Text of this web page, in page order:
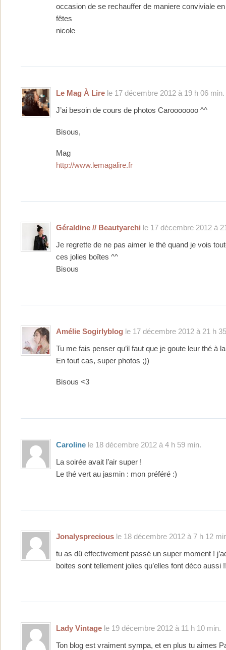
occasion de se rechauffer de maniere conviviale
fêtes
nicole
Le Mag À Lire le 17 décembre 2012 à 19 h 06 min.
J’ai besoin de cours de photos Carooooooo ^^
Bisous,
Mag
http://www.lemagalire.fr
Géraldine // Beautyarchi le 17 décembre 2012 à
Je regrette de ne pas aimer le thé quand je vois
ces jolies boîtes ^^
Bisous
Amélie Sogirlyblog le 17 décembre 2012 à 21 h
Tu me fais penser qu’il faut que je goute leur thé à
En tout cas, super photos ;))
Bisous <3
Caroline le 18 décembre 2012 à 4 h 59 min.
La soirée avait l’air super !
Le thé vert au jasmin : mon préféré :)
Jonalysprecious le 18 décembre 2012 à 7 h 12
tu as dû effectivement passé un super moment !
boites sont tellement jolies qu’elles font déco aussi
Lady Vintage le 19 décembre 2012 à 11 h 10 min.
Ton blog est vraiment sympa, et en plus tu aimes